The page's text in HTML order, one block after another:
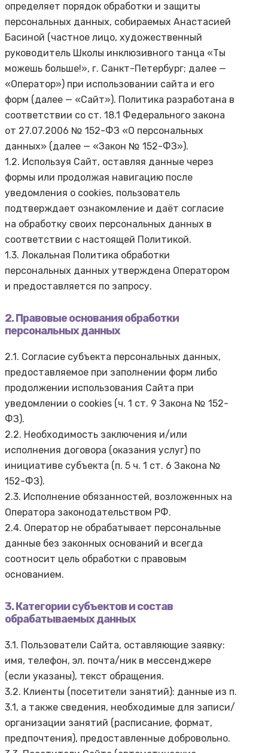
определяет порядок обработки и защиты
персональных данных, собираемых Анастасией
Басиной (частное лицо, художественный
руководитель Школы инклюзивного танца «Ты
можешь больше!», г. Санкт-Петербург; далее —
«Оператор») при использовании сайта и его
форм (далее — «Сайт»). Политика разработана в
соответствии со ст. 18.1 Федерального закона
от 27.07.2006 № 152-ФЗ «О персональных
данных» (далее — «Закон № 152-ФЗ»).
1.2. Используя Сайт, оставляя данные через
формы или продолжая навигацию после
уведомления о cookies, пользователь
подтверждает ознакомление и даёт согласие
на обработку своих персональных данных в
соответствии с настоящей Политикой.
1.3. Локальная Политика обработки
персональных данных утверждена Оператором
и предоставляется по запросу.
2. Правовые основания обработки
персональных данных
2.1. Согласие субъекта персональных данных,
предоставляемое при заполнении форм либо
продолжении использования Сайта при
уведомлении о cookies (ч. 1 ст. 9 Закона № 152-
ФЗ).
2.2. Необходимость заключения и/или
исполнения договора (оказания услуг) по
инициативе субъекта (п. 5 ч. 1 ст. 6 Закона №
152-ФЗ).
2.3. Исполнение обязанностей, возложенных на
Оператора законодательством РФ.
2.4. Оператор не обрабатывает персональные
данные без законных оснований и всегда
соотносит цель обработки с правовым
основанием.
3. Категории субъектов и состав
обрабатываемых данных
3.1. Пользователи Сайта, оставляющие заявку:
имя, телефон, эл. почта/ник в мессенджере
(если указаны), текст обращения.
3.2. Клиенты (посетители занятий): данные из п.
3.1, а также сведения, необходимые для записи/
организации занятий (расписание, формат,
предпочтения), предоставленные добровольно.